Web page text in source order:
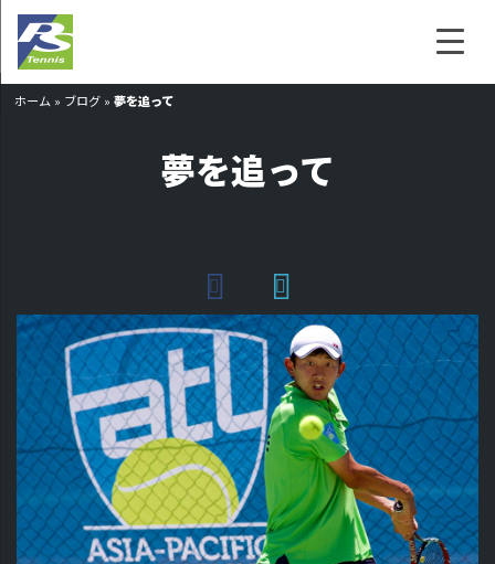
ホーム » ブログ »夢を追って
夢を追って